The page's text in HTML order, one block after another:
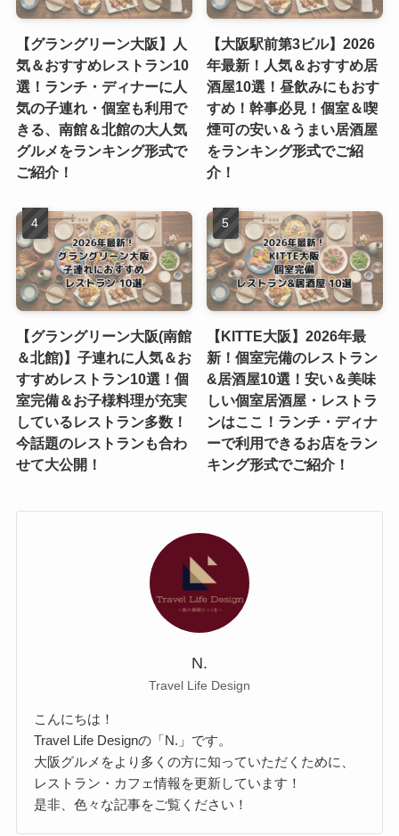
【グラングリーン大阪】人
気＆おすすめレストラン10
選！ランチ・ディナーに人
気の子連れ・個室も利用で
きる、南館＆北館の大人気
グルメをランキング形式で
ご紹介！
【大阪駅前第3ビル】2026
年最新！人気＆おすすめ居
酒屋10選！昼飲みにもおす
すめ！幹事必見！個室＆喫
煙可の安い＆うまい居酒屋
をランキング形式でご紹
介！
【グラングリーン大阪(南館
＆北館)】子連れに人気＆お
すすめレストラン10選！個
室完備＆お子様料理が充実
しているレストラン多数！
今話題のレストランも合わ
せて大公開！
【KITTE大阪】2026年最
新！個室完備のレストラン
&居酒屋10選！安い＆美味
しい個室居酒屋・レストラ
ンはここ！ランチ・ディナ
ーで利用できるお店をラン
キング形式でご紹介！
N.
Travel Life Design
こんにちは！
Travel Life Designの「N.」です。
大阪グルメをより多くの方に知っていただくために、
レストラン・カフェ情報を更新しています！
是非、色々な記事をご覧ください！